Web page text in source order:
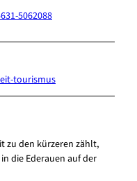
5062088
tourismus
zu den kürzeren zählt,
die Ederauen auf der